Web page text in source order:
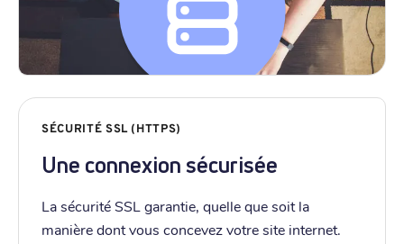
SÉCURITÉ SSL (HTTPS)
Une connexion sécurisée
La sécurité SSL garantie, quelle que soit la
manière dont vous concevez votre site internet.